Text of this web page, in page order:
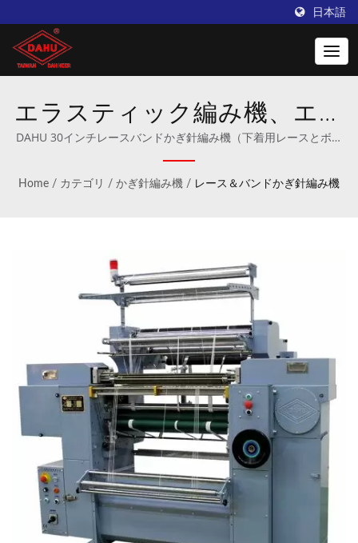
日本語
エラスティック編み機、エラ
スティックボタンホール機、
下着用レース機 | Taiwan
DAHU 30インチレースバンドかぎ針編み機（下着用レースとボタ
ンホール） | かぎ針編みおよびワープニッティング機械の専門メ
ーカー。
Home / カテゴリ / かぎ針編み機 / レース＆バンドかぎ針編み機